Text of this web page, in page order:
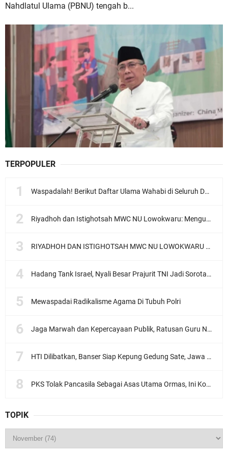
Nahdlatul Ulama (PBNU) tengah b...
TERPOPULER
Waspadalah! Berikut Daftar Ulama Wahabi di Seluruh Dunia dan Karya-karyanya
Riyadhoh dan Istighotsah MWC NU Lowokwaru: Menguatkan Doa, Menjalin Ukhuwah Menyambut Muktamar NU ke-35
RIYADHOH DAN ISTIGHOTSAH MWC NU LOWOKWARU Menyambut Muktamar NU ke-35, Meneguhkan Sanad Laku Para Muassis
Hadang Tank Israel, Nyali Besar Prajurit TNI Jadi Sorotan Dunia
Mewaspadai Radikalisme Agama Di Tubuh Polri
Jaga Marwah dan Kepercayaan Publik, Ratusan Guru Ngaji Kota Malang Serukan Deklarasi Ramah Anak
HTI Dilibatkan, Banser Siap Kepung Gedung Sate, Jawa Barat
PKS Tolak Pancasila Sebagai Asas Utama Ormas, Ini Komentar PBNU
TOPIK